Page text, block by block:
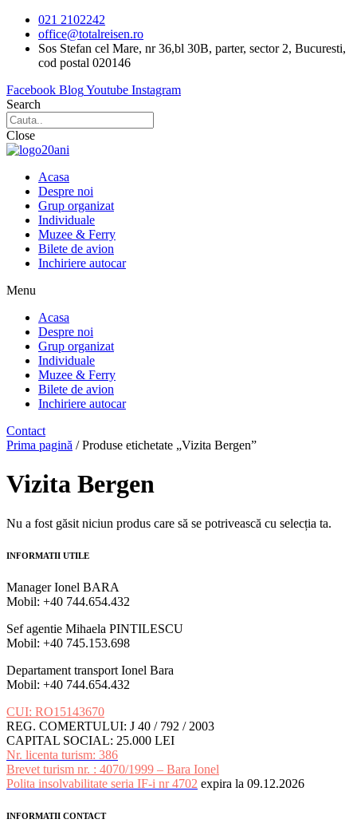
conținut
021 2102242
office@totalreisen.ro
Sos Stefan cel Mare, nr 36,bl 30B, parter, sector 2, Bucuresti,
cod postal 020146
Facebook BlogYoutube Instagram
Search
Close
Acasa
Despre noi
Grup organizat
Individuale
Muzee & Ferry
Bilete de avion
Inchiriere autocar
Menu
Acasa
Despre noi
Grup organizat
Individuale
Muzee & Ferry
Bilete de avion
Inchiriere autocar
Contact
Prima pagină / Produse etichetate „Vizita Bergen”
Vizita Bergen
Nu a fost găsit niciun produs care să se potrivească cu selecția ta.
INFORMATII UTILE
Manager Ionel BARA
Mobil: +40 744.654.432
Sef agentie Mihaela PINTILESCU
Mobil: +40 745.153.698
Departament transport Ionel Bara
Mobil: +40 744.654.432
CUI: RO15143670
REG. COMERTULUI: J 40 / 792 / 2003
CAPITAL SOCIAL: 25.000 LEI
Nr. licenta turism: 386
Brevet turism nr. : 4070/1999 – Bara Ionel
Polita insolvabilitate seria IF-i nr 4702 expira la 09.12.2026
INFORMATII CONTACT